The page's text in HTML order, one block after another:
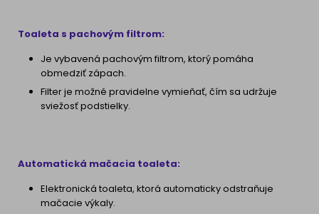
Toaleta s pachovým filtrom:
Je vybavená pachovým filtrom, ktorý pomáha
obmedziť zápach.
Filter je možné pravidelne vymieňať, čím sa udržuje
sviežosť podstielky.
Automatická mačacia toaleta:
Elektronická toaleta, ktorá automaticky odstraňuje
mačacie výkaly.